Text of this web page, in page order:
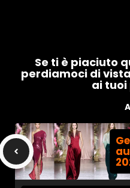
Se ti è piaciuto
perdiamoci di
ai